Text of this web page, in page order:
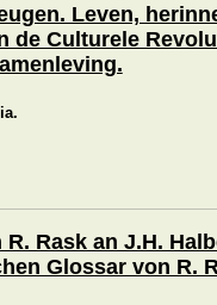
Leven,
de Culturele
Rask an J.H.
Glossar von R.